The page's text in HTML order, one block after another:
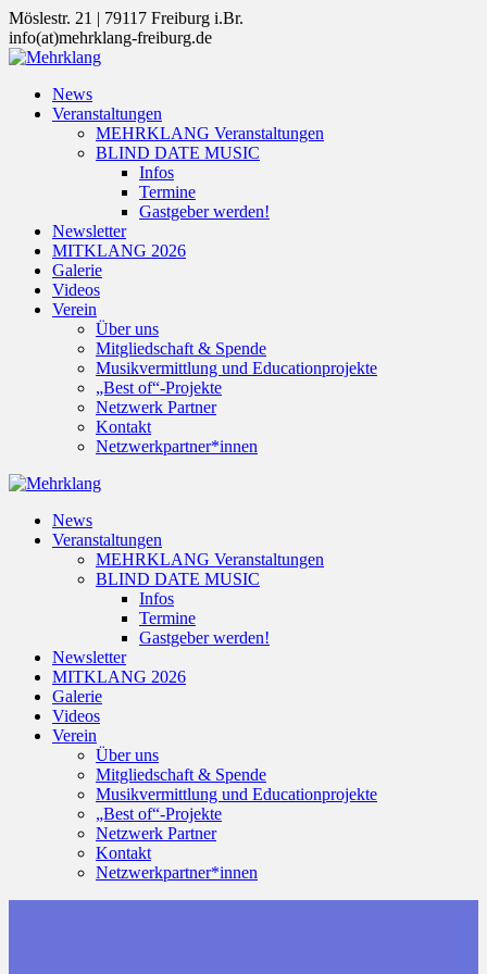
Zum
Inhalt
springen
Möslestr. 21 | 79117 Freiburg i.Br.
info(at)mehrklang-freiburg.de
News
Veranstaltungen
MEHRKLANG Veranstaltungen
BLIND DATE MUSIC
Infos
Termine
Gastgeber werden!
Newsletter
MITKLANG 2026
Galerie
Videos
Verein
Über uns
Mitgliedschaft & Spende
Musikvermittlung und Educationprojekte
„Best of“-Projekte
Netzwerk Partner
Kontakt
Netzwerkpartner*innen
News
Veranstaltungen
MEHRKLANG Veranstaltungen
BLIND DATE MUSIC
Infos
Termine
Gastgeber werden!
Newsletter
MITKLANG 2026
Galerie
Videos
Verein
Über uns
Mitgliedschaft & Spende
Musikvermittlung und Educationprojekte
„Best of“-Projekte
Netzwerk Partner
Kontakt
Netzwerkpartner*innen